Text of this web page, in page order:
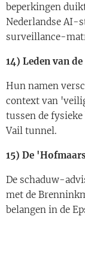
beperkingen
Nederlandse AI-
surveillance-
14) Leden van
Hun namen
context van
tussen de
Vail tunnel.
15) De
De schaduw-
met de
belangen in de